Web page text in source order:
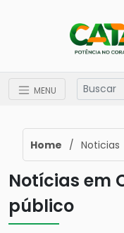
MENU
Home / Noticias
Notícias em
público